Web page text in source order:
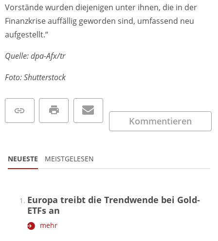
Vorstände wurden diejenigen unter ihnen, die in der
Finanzkrise auffällig geworden sind, umfassend neu
aufgestellt.“
Quelle: dpa-Afx/tr
Foto: Shutterstock
Kommentieren
NEUESTE MEISTGELESEN
Europa treibt die Trendwende bei Gold-
ETFs an
mehr